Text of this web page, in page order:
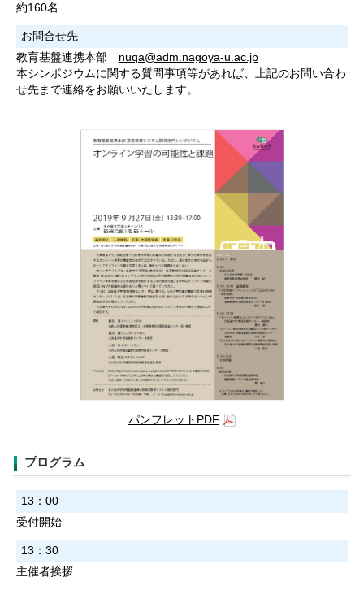
約160名
お問合せ先
教育基盤連携本部 nuqa@adm.nagoya-u.ac.jp
本シンポジウムに関する質問事項等があれば、上記のお問い合わ
せ先まで連絡をお願いいたします。
パンフレットPDF
プログラム
13：00
受付開始
13：30
主催者挨拶